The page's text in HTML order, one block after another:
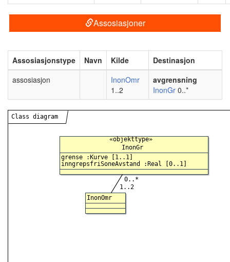
Assosiasjoner
Assosiasjonstype Navn Kilde
Destinasjon
assosiasjon
InonOmr
1..2
avgrensning
InonGr 0..*